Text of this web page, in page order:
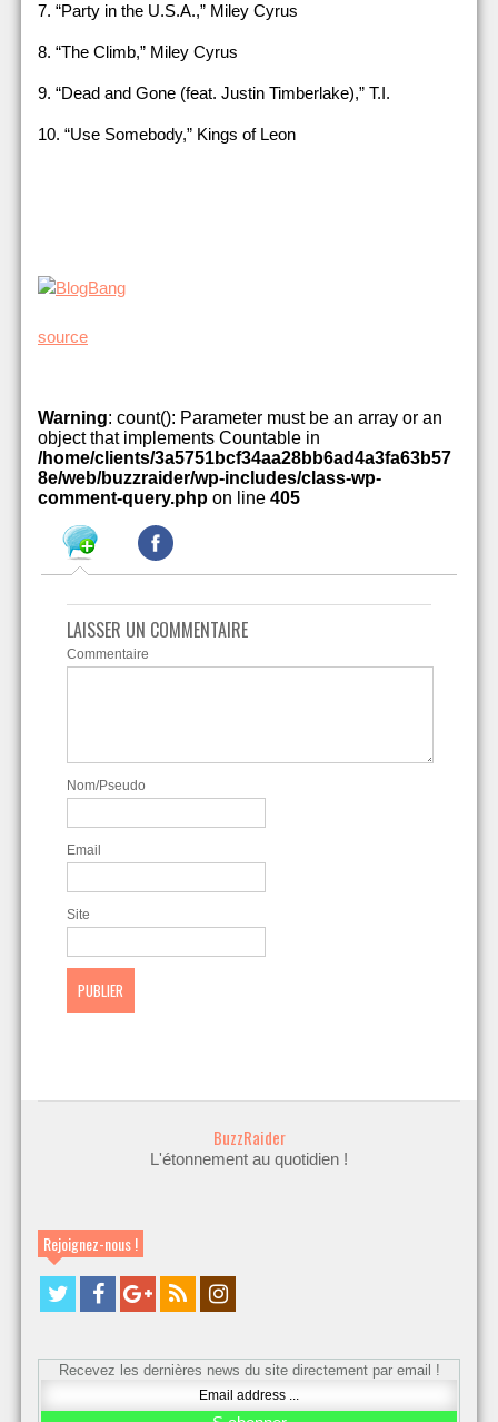
7. “Party in the U.S.A.,” Miley Cyrus
8. “The Climb,” Miley Cyrus
9. “Dead and Gone (feat. Justin Timberlake),” T.I.
10. “Use Somebody,” Kings of Leon
source
Warning: count(): Parameter must be an array or an
object that implements Countable in
/home/clients/3a5751bcf34aa28bb6ad4a3fa63b57
8e/web/buzzraider/wp-includes/class-wp-
comment-query.php on line 405
LAISSER UN COMMENTAIRE
Commentaire
Nom/Pseudo
Email
Site
BuzzRaider
L'étonnement au quotidien !
Rejoignez-nous !
Recevez les dernières news du site directement par email !